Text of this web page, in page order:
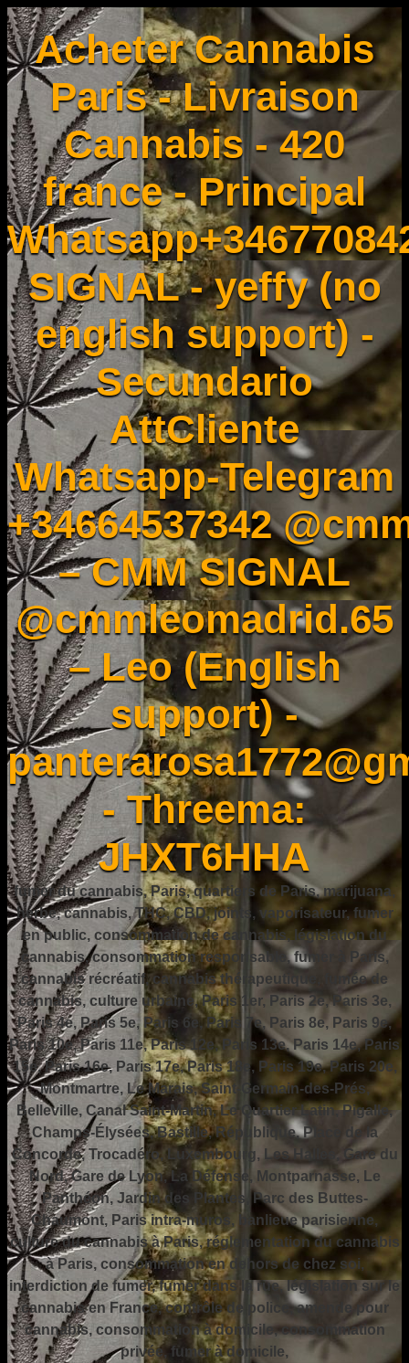
Acheter Cannabis
Paris - Livraison
Cannabis - 420
france - Principal
SIGNAL - yeffy (no
english support) -
Secundario
AttCliente
Whatsapp-Telegram
+34664537342
– CMM SIGNAL
@cmmleomadrid.65
– Leo (English
support) -
- Threema:
JHXT6HHA
fumer du cannabis, Paris, quartiers de Paris, marijuana,
herbe, cannabis, THC, CBD, joints, vaporisateur, fumer
en public, consommation de cannabis, législation du
cannabis, consommation responsable, fumer à Paris,
cannabis récréatif, cannabis thérapeutique, fumée de
cannabis, culture urbaine, Paris 1er, Paris 2e, Paris 3e,
Paris 4e, Paris 5e, Paris 6e, Paris 7e, Paris 8e, Paris 9e,
Paris 10e, Paris 11e, Paris 12e, Paris 13e, Paris 14e, Paris
15e, Paris 16e, Paris 17e, Paris 18e, Paris 19e, Paris 20e,
Montmartre, Le Marais, Saint-Germain-des-Prés,
Belleville, Canal Saint-Martin, Le Quartier Latin, Pigalle,
Champs-Élysées, Bastille, République, Place de la
Concorde, Trocadéro, Luxembourg, Les Halles, Gare du
Nord, Gare de Lyon, La Défense, Montparnasse, Le
Panthéon, Jardin des Plantes, Parc des Buttes-
Chaumont, Paris intra-muros, banlieue parisienne,
culture du cannabis à Paris, réglementation du cannabis
à Paris, consommation en dehors de chez soi,
interdiction de fumer, fumer dans la rue, législation sur le
cannabis en France, contrôle de police, amende pour
cannabis, consommation à domicile, consommation
privée, fumer à domicile,